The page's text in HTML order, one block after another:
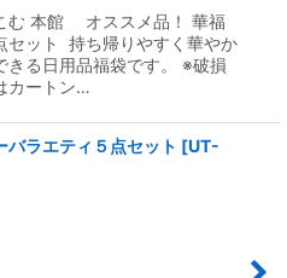
む 本館 オススメ品！ 華福
ット 持ち帰りやすく華やか
きる日用品福袋です。 ※破損
カートン…
ラエティ５点セット [UT-